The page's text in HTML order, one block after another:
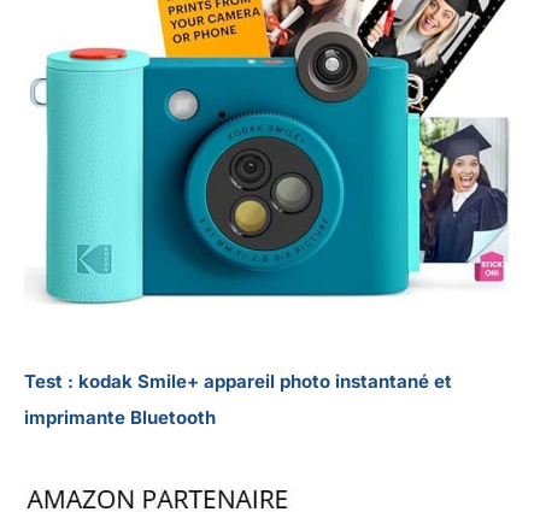
Test : kodak Smile+ appareil photo instantané et
imprimante Bluetooth